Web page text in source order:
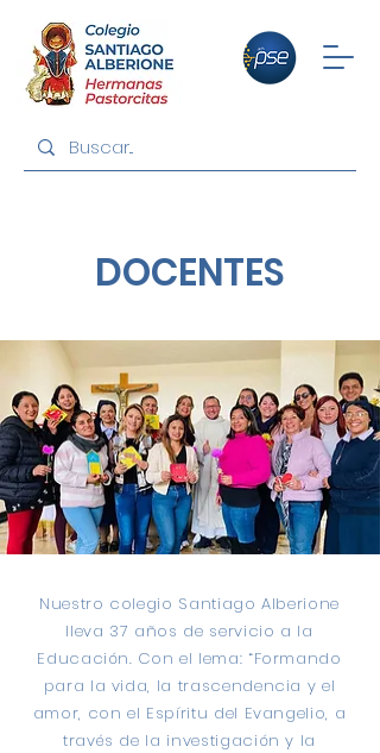
DOCENTES
Nuestro colegio Santiago Alberione
lleva 37 años de servicio a la
Educación. Con el lema: “Formando
para la vida, la trascendencia y el
amor, con el Espíritu del Evangelio, a
través de la investigación y la